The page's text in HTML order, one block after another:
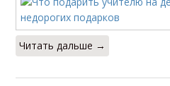
Читать дальше →